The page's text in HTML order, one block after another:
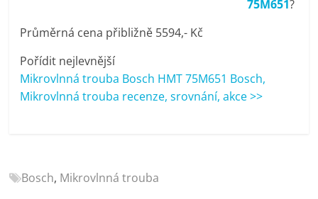
bazény
elektronika
porovnání
Elektro
notebooky,
75M651?
Průměrná cena přibližně 5594,- Kč
Pořídit nejlevnější
Mikrovlnná trouba Bosch HMT 75M651 Bosch,
Mikrovlnná trouba recenze, srovnání, akce >>
Bosch, Mikrovlnná trouba